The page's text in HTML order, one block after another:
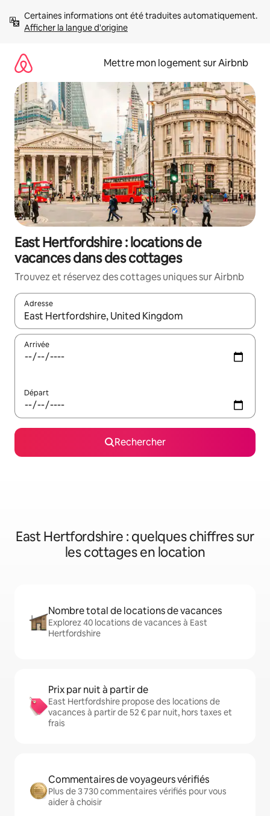
directement
Afficher la langue d'origine
Mettre mon logement sur Airbnb
East Hertfordshire : locations de
vacances dans des cottages
Trouvez et réservez des cottages uniques sur Airbnb
Adresse
Lorsque les résultats s'affichent, utilisez les flèches vers le
Arrivée
Départ
Rechercher
East Hertfordshire : quelques chiffres sur
les cottages en location
Nombre total de locations de vacances
Explorez 40 locations de vacances à East
Hertfordshire
Prix par nuit à partir de
East Hertfordshire propose des locations de
vacances à partir de 52 € par nuit, hors taxes et
frais
Commentaires de voyageurs vérifiés
Plus de 3 730 commentaires vérifiés pour vous
aider à choisir